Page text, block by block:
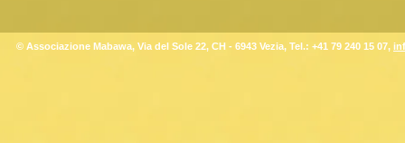
© Associazione Mabawa, Via del Sole 22, CH - 6943 Vezia, Tel.: +41 79 240 15 07,